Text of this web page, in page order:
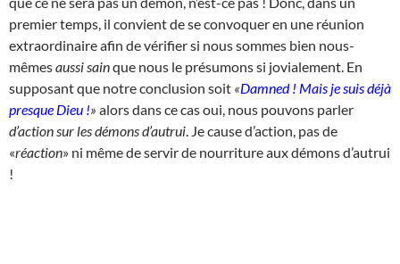
premier temps, il convient de se convoquer en une réunion
extraordinaire afin de vérifier si nous sommes bien nous-
mêmesaussi sainque nous le présumons si jovialement. En
supposant que notre conclusion soit «Damned ! Mais je suis déjà
presque Dieu !» alors dans ce cas oui, nous pouvons parler
d’action sur les démons d’autrui . Je cause d’action, pas de
«réaction» ni même de servir de nourriture aux démons d’autrui
!